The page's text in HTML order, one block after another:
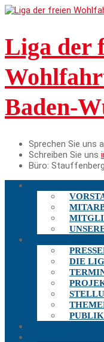
Liga der
Baden-
Sprechen Sie uns
Schreiben Sie uns
Büro:
DIE